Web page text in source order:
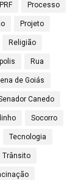
PRF Processo
Projeto
Religião
Rua
de Goiás
Canedo
Socorro
Tecnologia
Trânsito